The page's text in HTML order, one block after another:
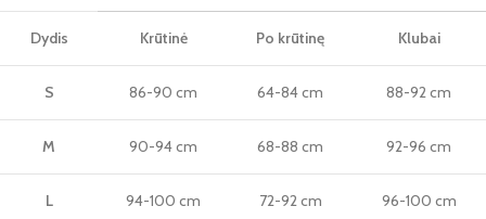
Dydis Krūtinė Po krūtinę Klubai
S 86-90 cm 64-84 cm 88-92 cm
M 90-94 cm 68-88 cm 92-96 cm
L 94-100 cm 72-92 cm 96-100 cm